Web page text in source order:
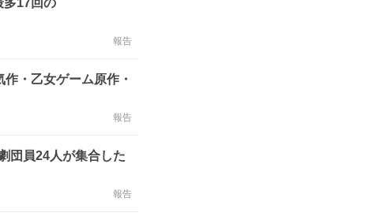
17回の
報告
・乙女ゲーム原作・
報告
団員24人が集合した
報告